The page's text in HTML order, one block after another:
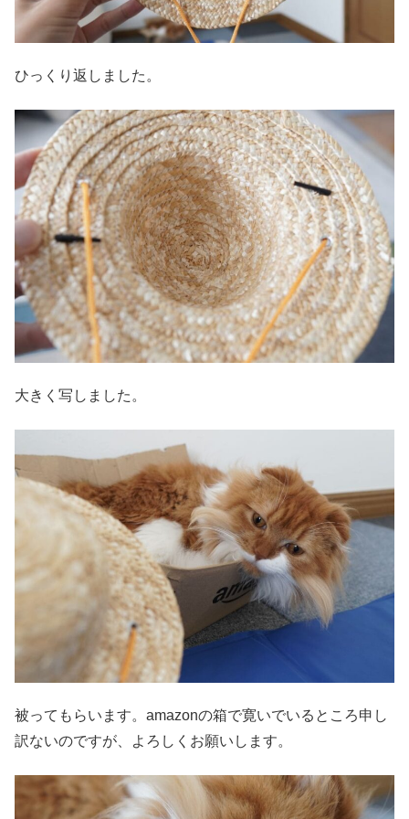
ひっくり返しました。
大きく写しました。
被ってもらいます。amazonの箱で寛いでいるところ申し
訳ないのですが、よろしくお願いします。